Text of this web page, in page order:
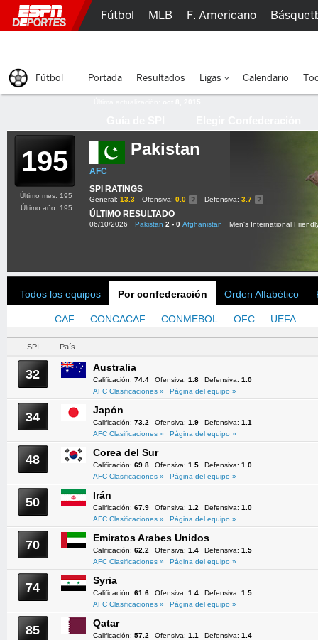
195 Pakistan
AFC
SPI RATINGS
General: 13.3 Ofensiva: 0.0 Defensiva: 3.7
ÚLTIMO RESULTADO
06/10/2026 Pakistan 2 - 0 Afghanistan Men's International
Último mes: 195
Último año: 195
Todos los equipos Por confederación Orden Alfabético
CAF CONCACAF CONMEBOL OFC UEFA
SPI País
32 Australia
Calificación: 74.4 Ofensiva: 1.8 Defensiva: 1.0
AFC Clasificaciones »
Página del equipo »
34 Japón
Calificación: 73.2 Ofensiva: 1.9 Defensiva: 1.1
AFC Clasificaciones »
Página del equipo »
48 Corea del Sur
Calificación: 69.8 Ofensiva: 1.5 Defensiva: 1.0
AFC Clasificaciones »
Página del equipo »
50 Irán
Calificación: 67.9 Ofensiva: 1.2 Defensiva: 1.0
AFC Clasificaciones »
Página del equipo »
70 Emiratos Arabes Unidos
Calificación: 62.2 Ofensiva: 1.4 Defensiva: 1.5
AFC Clasificaciones »
Página del equipo »
74 Syria
Calificación: 61.6 Ofensiva: 1.4 Defensiva: 1.5
AFC Clasificaciones »
Página del equipo »
85 Qatar
Calificación: 57.2 Ofensiva: 1.1 Defensiva: 1.4
Fútbol MLB F. Americano
Fútbol Portada Resultados Ligas Calendario